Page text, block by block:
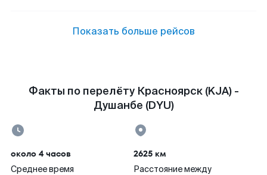
Показать больше рейсов
Факты по перелёту Красноярск (KJA) -
Душанбе (DYU)
около 4 часов
Среднее время
2625 км
Расстояние между